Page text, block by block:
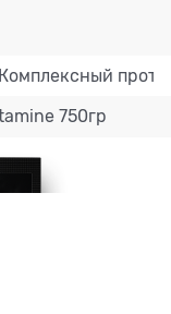
Комплексный
750гр